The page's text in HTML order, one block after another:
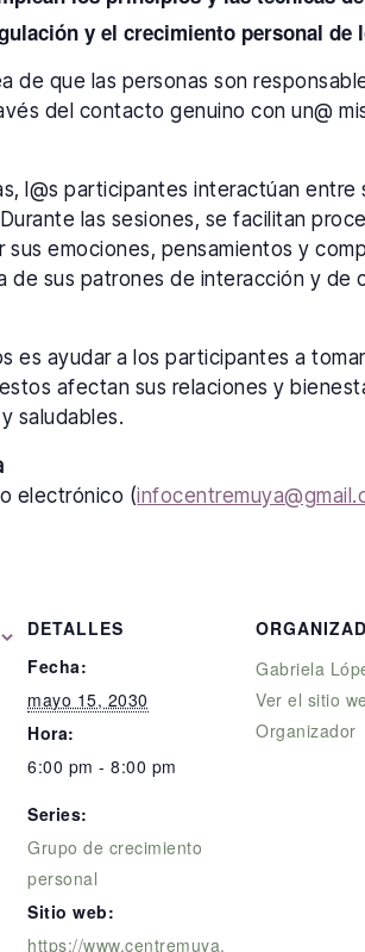
y el crecimiento personal de
de que las personas son
del contacto genuino con un@
l@s participantes interactúan
las sesiones, se facilitan
sus emociones, pensamientos y
de sus patrones de interacción y de
es ayudar a los participantes a
afectan sus relaciones y
saludables.
electrónico (
DETALLES
Fecha:
mayo 15, 2030
Hora:
6:00 pm - 8:00 pm
Series:
Grupo de crecimiento
personal
Sitio web:
https://www.centremuya.
Gabriela
Ver el sitio
Organizador